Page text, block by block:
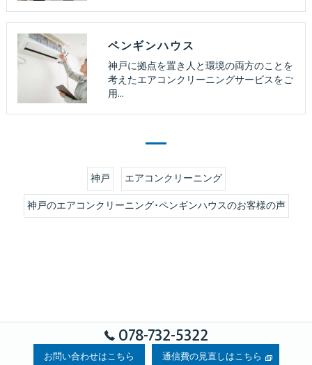
ペンギンハウス
神戸に拠点を置き人と環境の両方のことを
考えたエアコンクリーニングサービスをご
用…
神戸
エアコンクリーニング
神戸のエアコンクリーニング･ペンギンハウスのお客様の声
078-732-5322
お問い合わせはこちら 通信費の見直しはこちら